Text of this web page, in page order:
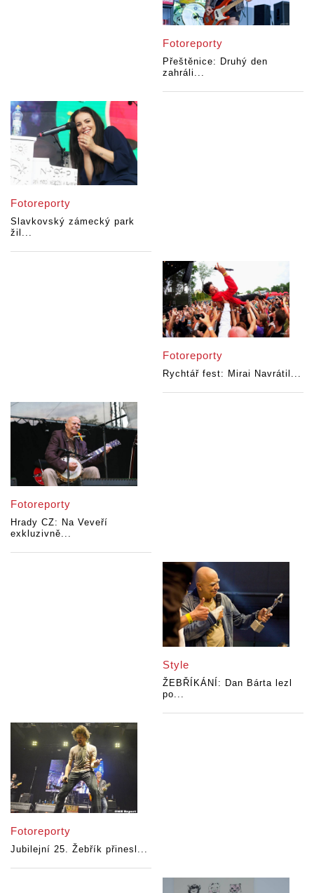
Fotoreporty
Přeštěnice: Druhý den
zahráli...
Fotoreporty
Slavkovský zámecký park
žil...
Fotoreporty
Rychtář fest: Mirai Navrátil...
Fotoreporty
Hrady CZ: Na Veveří
exkluzivně...
Style
ŽEBŘÍKÁNÍ: Dan Bárta lezl
po...
Fotoreporty
Jubilejní 25. Žebřík přinesl...